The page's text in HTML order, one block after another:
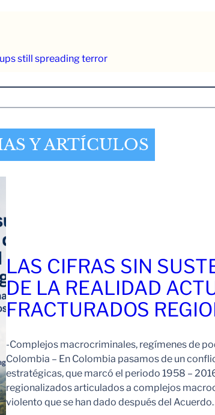
still spreading terror
Y ARTÍCULOS
LAS CIFRAS SIN
DE LA REALIDAD
FRACTURADOS
-Complejos macrocriminales, regímenes de
Colombia – En Colombia pasamos de un
estratégicas, que marcó el periodo 1958 –
regionalizados articulados a complejos
violento que se han dado después del